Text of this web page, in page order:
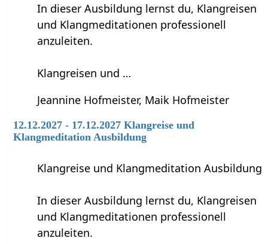
In dieser Ausbildung lernst du, Klangreisen
und Klangmeditationen professionell
anzuleiten.
Klangreisen und …
Jeannine Hofmeister, Maik Hofmeister
12.12.2027 - 17.12.2027 Klangreise und
Klangmeditation Ausbildung
Klangreise und Klangmeditation Ausbildung
In dieser Ausbildung lernst du, Klangreisen
und Klangmeditationen professionell
anzuleiten.